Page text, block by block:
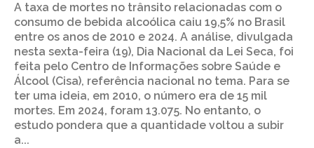
A taxa de mortes no trânsito relacionadas com o
consumo de bebida alcoólica caiu 19,5% no Brasil
entre os anos de 2010 e 2024. A análise, divulgada
nesta sexta-feira (19), Dia Nacional da Lei Seca, foi
feita pelo Centro de Informações sobre Saúde e
Álcool (Cisa), referência nacional no tema. Para se
ter uma ideia, em 2010, o número era de 15 mil
mortes. Em 2024, foram 13.075. No entanto, o
estudo pondera que a quantidade voltou a subir
a...